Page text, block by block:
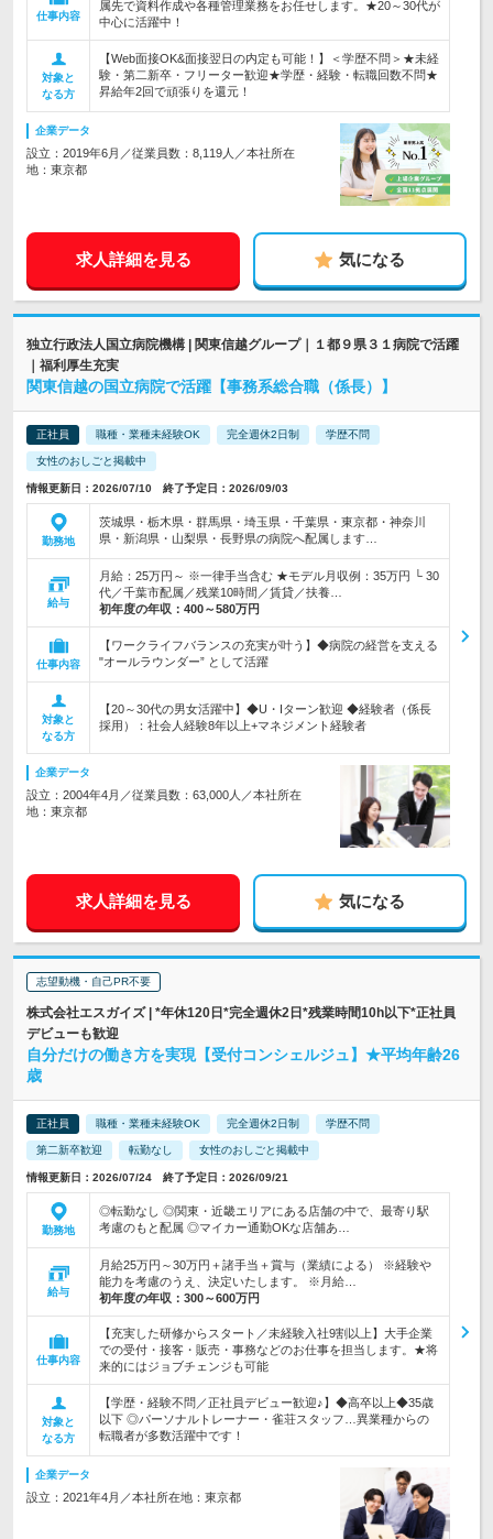
仕事内容
属先で資料作成や各種管理業務をお任せします。★20～30代が
中心に活躍中！
対象と
なる方
【Web面接OK&面接翌日の内定も可能！】＜学歴不問＞★未経
験・第二新卒・フリーター歓迎★学歴・経験・転職回数不問★
昇給年2回で頑張りを還元！
企業データ
設立：2019年6月／従業員数：8,119人／本社所在
地：東京都
求人詳細を見る 気になる
独立行政法人国立病院機構 | 関東信越グループ｜１都９県３１病院で活躍
｜福利厚生充実
関東信越の国立病院で活躍【事務系総合職（係長）】
正社員 職種・業種未経験OK 完全週休2日制 学歴不問
女性のおしごと掲載中
情報更新日：2026/07/10 終了予定日：2026/09/03
勤務地
茨城県・栃木県・群馬県・埼玉県・千葉県・東京都・神奈川
県・新潟県・山梨県・長野県の病院へ配属します…
給与
月給：25万円～ ※一律手当含む ★モデル月収例：35万円 └ 30
代／千葉市配属／残業10時間／賃貸／扶養…
初年度の年収： 400～580万円
仕事内容
【ワークライフバランスの充実が叶う】◆病院の経営を支える
"オールラウンダー” として活躍
対象と
なる方
【20～30代の男女活躍中】◆U・Iターン歓迎 ◆経験者（係長
採用）：社会人経験8年以上+マネジメント経験者
企業データ
設立：2004年4月／従業員数：63,000人／本社所在
地：東京都
求人詳細を見る 気になる
志望動機・自己PR不要
株式会社エスガイズ | *年休120日*完全週休2日*残業時間10h以下*正社員
デビューも歓迎
自分だけの働き方を実現【受付コンシェルジュ】★平均年齢26
歳
正社員 職種・業種未経験OK 完全週休2日制 学歴不問
第二新卒歓迎 転勤なし 女性のおしごと掲載中
情報更新日：2026/07/24 終了予定日：2026/09/21
勤務地
◎転勤なし ◎関東・近畿エリアにある店舗の中で、最寄り駅
考慮のもと配属 ◎マイカー通勤OKな店舗あ…
給与
月給25万円～30万円＋諸手当＋賞与（業績による） ※経験や
能力を考慮のうえ、決定いたします。 ※月給…
初年度の年収： 300～600万円
仕事内容
【充実した研修からスタート／未経験入社9割以上】大手企業
での受付・接客・販売・事務などのお仕事を担当します。★将
来的にはジョブチェンジも可能
対象と
なる方
【学歴・経験不問／正社員デビュー歓迎♪】◆高卒以上◆35歳
以下 ◎パーソナルトレーナー・雀荘スタッフ…異業種からの
転職者が多数活躍中です！
企業データ
設立：2021年4月／本社所在地：東京都